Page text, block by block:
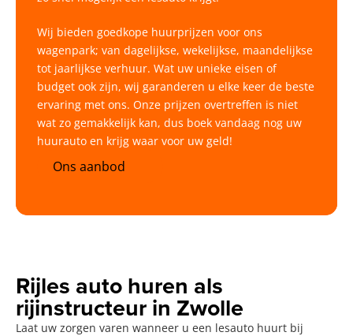
Wij bieden goedkope huurprijzen voor ons
wagenpark; van dagelijkse, wekelijkse, maandelijkse
tot jaarlijkse verhuur. Wat uw unieke eisen of
budget ook zijn, wij garanderen u elke keer de beste
ervaring met ons. Onze prijzen overtreffen is niet
wat zo gemakkelijk kan, dus boek vandaag nog uw
huurauto en krijg waar voor uw geld!
Ons aanbod
Rijles auto huren als
rijinstructeur in Zwolle
Laat uw zorgen varen wanneer u een lesauto huurt bij